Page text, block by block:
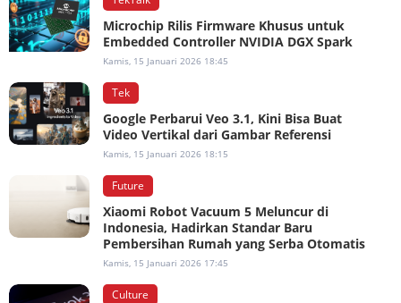
Microchip Rilis Firmware Khusus untuk
Embedded Controller NVIDIA DGX Spark
Kamis, 15 Januari 2026 18:45
Tek
Google Perbarui Veo 3.1, Kini Bisa Buat
Video Vertikal dari Gambar Referensi
Kamis, 15 Januari 2026 18:15
Future
Xiaomi Robot Vacuum 5 Meluncur di
Indonesia, Hadirkan Standar Baru
Pembersihan Rumah yang Serba Otomatis
Kamis, 15 Januari 2026 17:45
Culture